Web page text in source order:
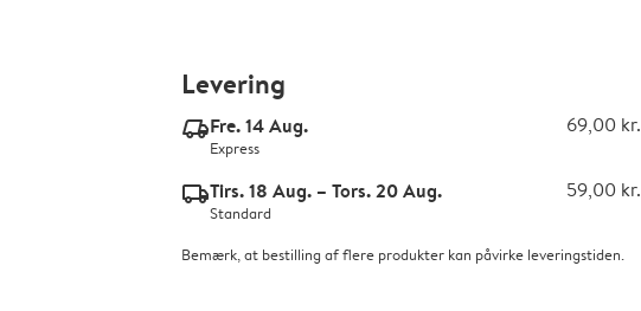
Levering
delivery_express_v2Fre. 14 Aug. 69,00 kr.
Express
delivery_standard_v2Tirs. 18 Aug. – Tors. 20 Aug. 59,00 kr.
Standard
Bemærk, at bestilling af flere produkter kan påvirke leveringstiden.